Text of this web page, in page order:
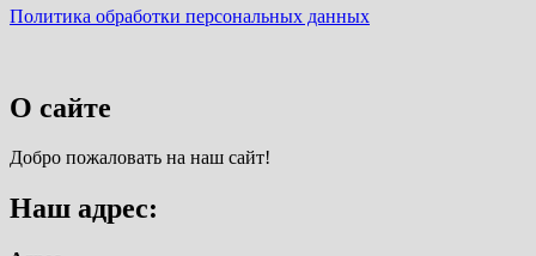
Политика обработки персональных данных
О сайте
Добро пожаловать на наш сайт!
Наш адрес: